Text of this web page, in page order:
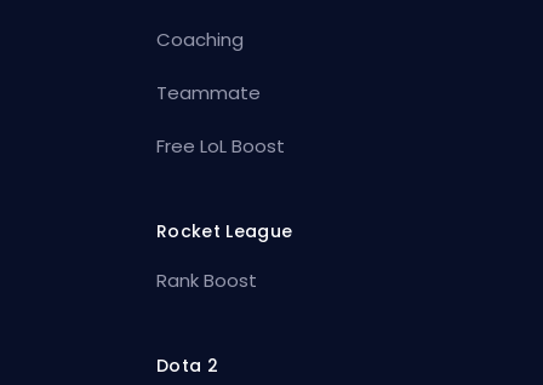
Coaching
Teammate
Free LoL Boost
Rocket League
Rank Boost
Dota 2